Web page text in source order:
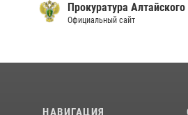
Прокуратура Алтайского
Официальный сайт